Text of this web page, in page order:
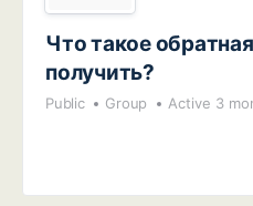
Что такое
получить?
Public Group Active 3